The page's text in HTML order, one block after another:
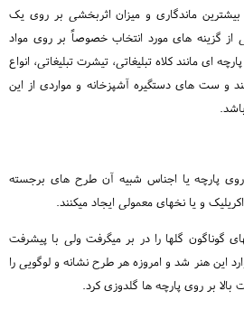
ماندگاری و میزان اثربخشی بر روی یک
از گزینه های مورد انتخاب خصوصاً بر روی مواد
ای مانند کلاه تبلیغاتی، تیشرت تبلیغاتی، انواع
و ست های دستگیره آشپزخانه و مواردی از این
پارچه یا اجناس شبیه آن طرح های برجسته
و یا نخهای معمولی ایجاد میکنند.
گوناگون گلها را در بر میگرفت ولی با پیشرفت
این هنر شد و امروزه هر طرح نشانه و لوگویی را
بر روی پارچه ها گلدوزی کرد.